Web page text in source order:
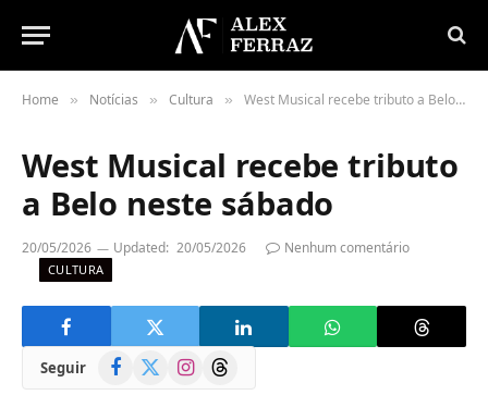
Home » Notícias » Cultura » West Musical recebe tributo a Belo neste sábado
West Musical recebe tributo
a Belo neste sábado
20/05/2026 Updated: 20/05/2026 Nenhum comentário
CULTURA
Seguir Facebook
(Twitter)
InstagramThreads